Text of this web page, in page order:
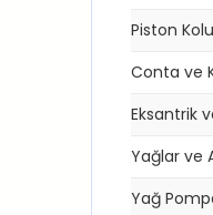
Piston
Conta ve
Eksantrik
Yağlar ve
Yağ